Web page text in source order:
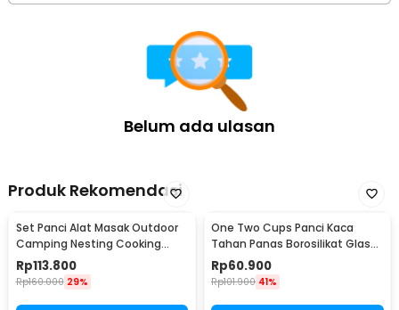
Belum ada ulasan
Produk Rekomendasi
Set Panci Alat Masak Outdoor
Camping Nesting Cooking
Aluminium 7in1 - WH-200
Rp113.800
Rp160.000 29%
One Two Cups Panci Kaca
Tahan Panas Borosilikat Glass
Cooking Pot 15cm - I-26
Rp60.900
Rp101.900 41%